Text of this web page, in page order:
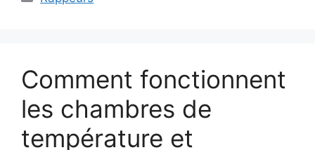
Comment fonctionnent
les chambres de
température et